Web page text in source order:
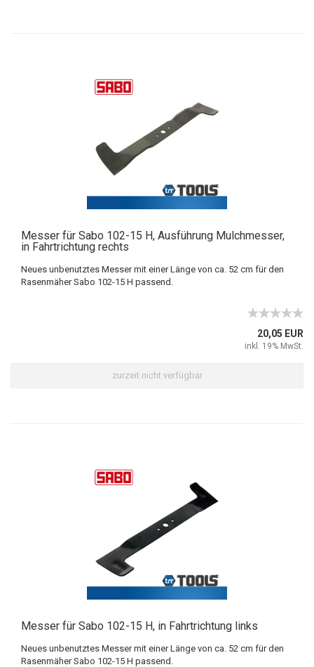
Messer für Sabo 102-15 H, Ausführung Mulchmesser,
in Fahrtrichtung rechts
Neues unbenutztes Messer mit einer Länge von ca. 52 cm für den
Rasenmäher Sabo 102-15 H passend.
20,05 EUR
inkl. 19% MwSt.
zurzeit nicht verfügbar
Messer für Sabo 102-15 H, in Fahrtrichtung links
Neues unbenutztes Messer mit einer Länge von ca. 52 cm für den
Rasenmäher Sabo 102-15 H passend.